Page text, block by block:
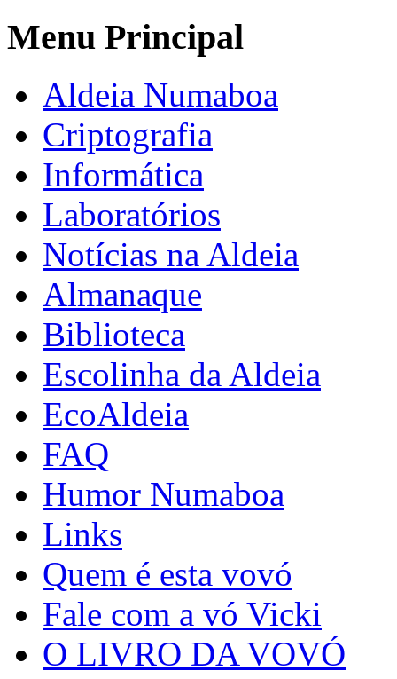
Menu Principal
Aldeia Numaboa
Criptografia
Informática
Laboratórios
Notícias na Aldeia
Almanaque
Biblioteca
Escolinha da Aldeia
EcoAldeia
FAQ
Humor Numaboa
Links
Quem é esta vovó
Fale com a vó Vicki
O LIVRO DA VOVÓ